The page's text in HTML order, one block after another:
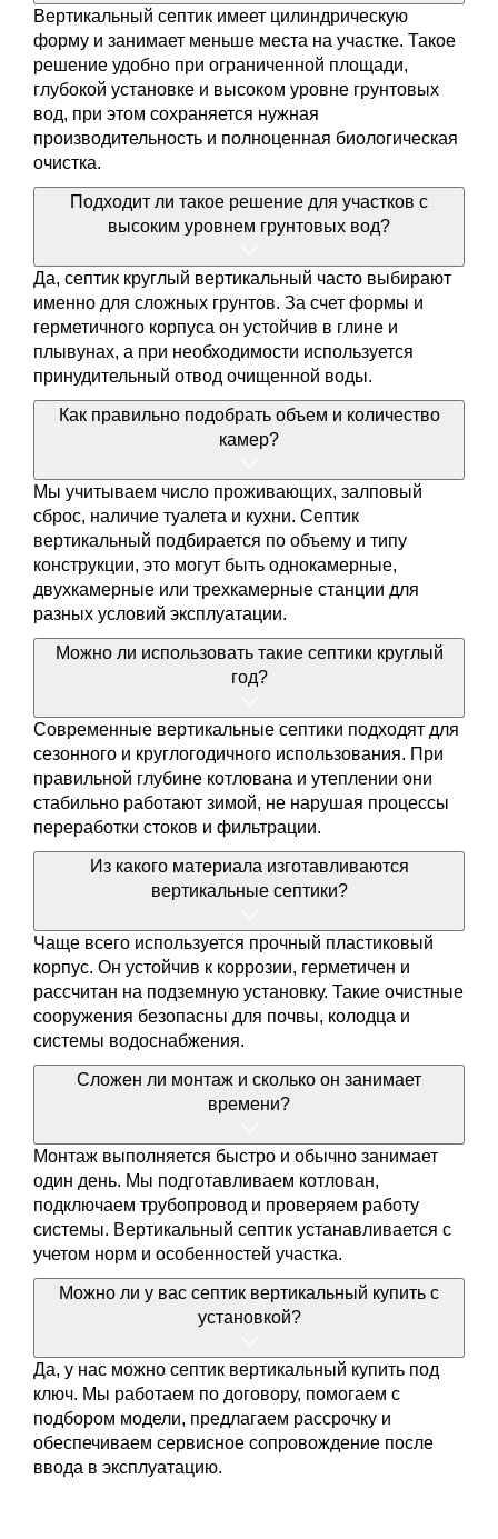
Вертикальный септик имеет цилиндрическую
форму и занимает меньше места на участке. Такое
решение удобно при ограниченной площади,
глубокой установке и высоком уровне грунтовых
вод, при этом сохраняется нужная
производительность и полноценная биологическая
очистка.
Подходит ли такое решение для участков с
высоким уровнем грунтовых вод?
Да, септик круглый вертикальный часто выбирают
именно для сложных грунтов. За счет формы и
герметичного корпуса он устойчив в глине и
плывунах, а при необходимости используется
принудительный отвод очищенной воды.
Как правильно подобрать объем и количество
камер?
Мы учитываем число проживающих, залповый
сброс, наличие туалета и кухни. Септик
вертикальный подбирается по объему и типу
конструкции, это могут быть однокамерные,
двухкамерные или трехкамерные станции для
разных условий эксплуатации.
Можно ли использовать такие септики круглый
год?
Современные вертикальные септики подходят для
сезонного и круглогодичного использования. При
правильной глубине котлована и утеплении они
стабильно работают зимой, не нарушая процессы
переработки стоков и фильтрации.
Из какого материала изготавливаются
вертикальные септики?
Чаще всего используется прочный пластиковый
корпус. Он устойчив к коррозии, герметичен и
рассчитан на подземную установку. Такие очистные
сооружения безопасны для почвы, колодца и
системы водоснабжения.
Сложен ли монтаж и сколько он занимает
времени?
Монтаж выполняется быстро и обычно занимает
один день. Мы подготавливаем котлован,
подключаем трубопровод и проверяем работу
системы. Вертикальный септик устанавливается с
учетом норм и особенностей участка.
Можно ли у вас септик вертикальный купить с
установкой?
Да, у нас можно септик вертикальный купить под
ключ. Мы работаем по договору, помогаем с
подбором модели, предлагаем рассрочку и
обеспечиваем сервисное сопровождение после
ввода в эксплуатацию.